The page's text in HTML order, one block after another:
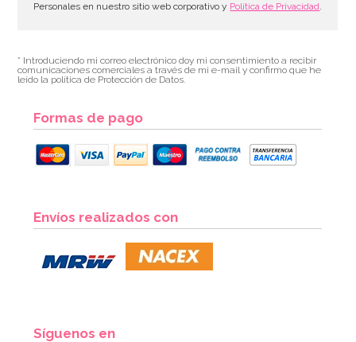
Personales en nuestro sitio web corporativo y Política de Privacidad.
* Introduciendo mi correo electrónico doy mi consentimiento a recibir
comunicaciones comerciales a través de mi e-mail y confirmo que he
leído la política de Protección de Datos.
Formas de pago
Envíos realizados con
Síguenos en